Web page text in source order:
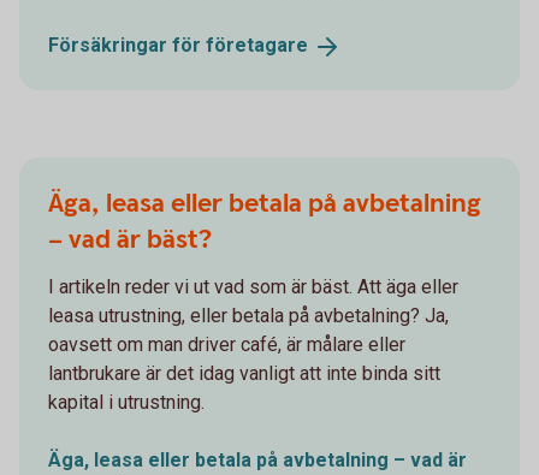
Försäkringar för företagare
Äga, leasa eller betala på avbetalning
– vad är bäst?
I artikeln reder vi ut vad som är bäst. Att äga eller
leasa utrustning, eller betala på avbetalning? Ja,
oavsett om man driver café, är målare eller
lantbrukare är det idag vanligt att inte binda sitt
kapital i utrustning.
Äga, leasa eller betala på avbetalning – vad är